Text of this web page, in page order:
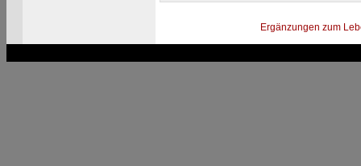
Ergänzungen zum